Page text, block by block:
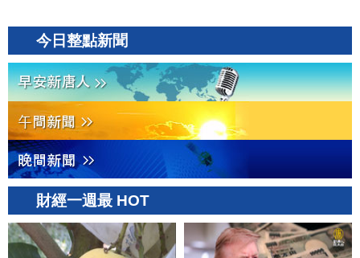
今日整點新聞
財經一週最 HOT